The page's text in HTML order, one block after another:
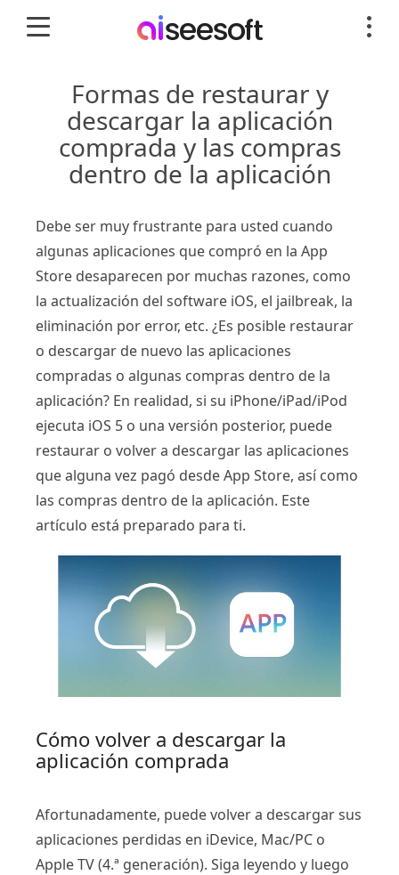
Formas de restaurar y
descargar la aplicación
comprada y las compras
dentro de la aplicación
Debe ser muy frustrante para usted cuando
algunas aplicaciones que compró en la App
Store desaparecen por muchas razones, como
la actualización del software iOS, el jailbreak, la
eliminación por error, etc. ¿Es posible restaurar
o descargar de nuevo las aplicaciones
compradas o algunas compras dentro de la
aplicación? En realidad, si su iPhone/iPad/iPod
ejecuta iOS 5 o una versión posterior, puede
restaurar o volver a descargar las aplicaciones
que alguna vez pagó desde App Store, así como
las compras dentro de la aplicación. Este
artículo está preparado para ti.
Cómo volver a descargar la
aplicación comprada
Afortunadamente, puede volver a descargar sus
aplicaciones perdidas en iDevice, Mac/PC o
Apple TV (4.ª generación). Siga leyendo y luego